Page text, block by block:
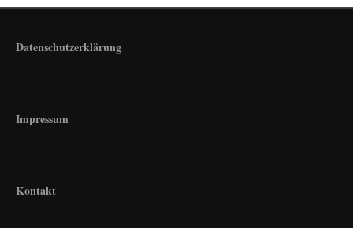
Datenschutzerklärung
Impressum
Kontakt